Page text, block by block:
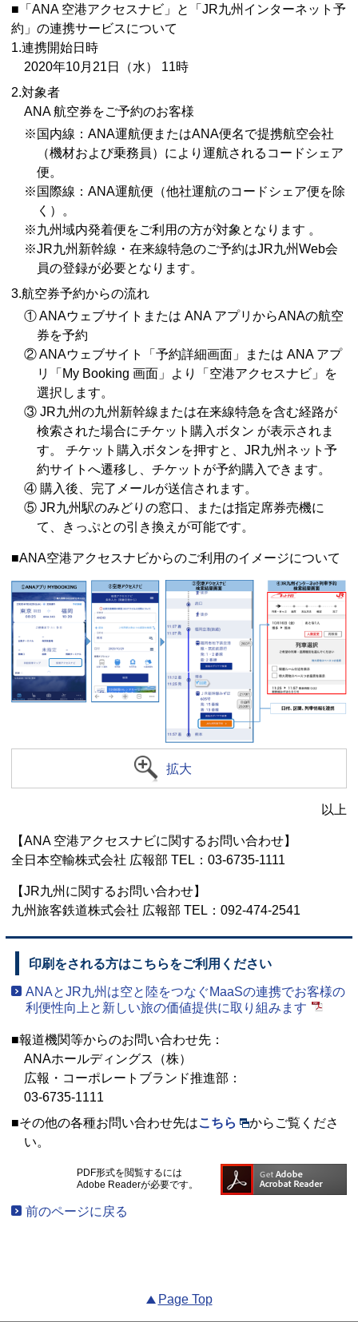
■「ANA 空港アクセスナビ」と「JR九州インターネット予
約」の連携サービスについて
1.連携開始日時
2020年10月21日（水） 11時
2.対象者
ANA 航空券をご予約のお客様
※国内線：ANA運航便またはANA便名で提携航空会社
（機材および乗務員）により運航されるコードシェア
便。
※国際線：ANA運航便（他社運航のコードシェア便を除
く）。
※九州域内発着便をご利用の方が対象となります 。
※JR九州新幹線・在来線特急のご予約はJR九州Web会
員の登録が必要となります。
3.航空券予約からの流れ
① ANAウェブサイトまたは ANA アプリからANAの航空
券を予約
② ANAウェブサイト「予約詳細画面」または ANA アプ
リ「My Booking 画面」より「空港アクセスナビ」を
選択します。
③ JR九州の九州新幹線または在来線特急を含む経路が
検索された場合にチケット購入ボタン が表示されま
す。 チケット購入ボタンを押すと、JR九州ネット予
約サイトへ遷移し、チケットが予約購入できます。
④ 購入後、完了メールが送信されます。
⑤ JR九州駅のみどりの窓口、または指定席券売機に
て、きっぷとの引き換えが可能です。
■ANA空港アクセスナビからのご利用のイメージについて
拡大
以上
【ANA 空港アクセスナビに関するお問い合わせ】
全日本空輸株式会社 広報部 TEL：03-6735-1111
【JR九州に関するお問い合わせ】
九州旅客鉄道株式会社 広報部 TEL：092-474-2541
印刷をされる方はこちらをご利用ください
ANAとJR九州は空と陸をつなぐMaaSの連携でお客様の
利便性向上と新しい旅の価値提供に取り組みます
■報道機関等からのお問い合わせ先：
ANAホールディングス（株）
広報・コーポレートブランド推進部：
03-6735-1111
■その他の各種お問い合わせ先はこちら
からご覧くださ
い。
PDF形式を閲覧するには
Adobe Readerが必要です。
前のページに戻る
Page Top